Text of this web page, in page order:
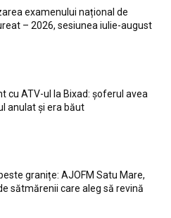
examenului național de
– 2026, sesiunea iulie-august
cu ATV-ul la Bixad: șoferul avea
anulat și era băut
granițe: AJOFM Satu Mare,
sătmărenii care aleg să revină